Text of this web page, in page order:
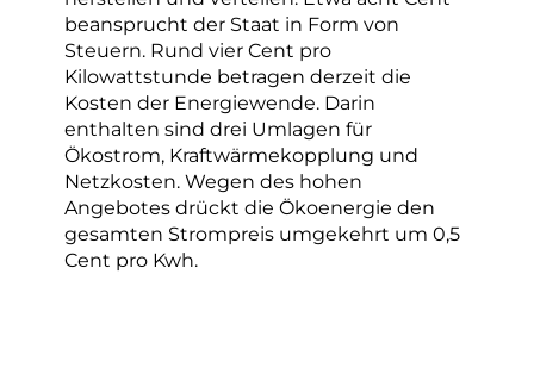
beansprucht der Staat in Form von
Steuern. Rund vier Cent pro
Kilowattstunde betragen derzeit die
Kosten der Energiewende. Darin
enthalten sind drei Umlagen für
Ökostrom, Kraftwärmekopplung und
Netzkosten. Wegen des hohen
Angebotes drückt die Ökoenergie den
gesamten Strompreis umgekehrt um 0,5
Cent pro Kwh.